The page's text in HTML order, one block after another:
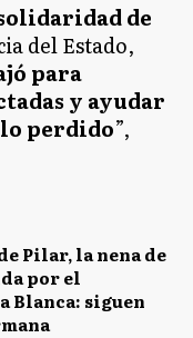
de
del Estado,
para
y ayudar
perdido”,
Pilar, la nena de
por el
Blanca: siguen